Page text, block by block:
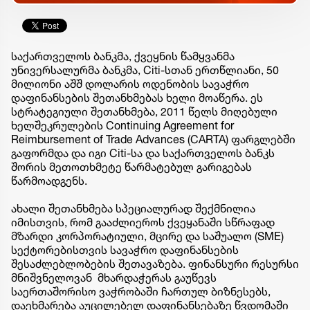
საქართველოს ბანკმა, ქვეყნის წამყვანმა
უნივერსალურმა ბანკმა, Citi-სთან ერთწლიანი, 50
მილიონი აშშ დოლარის ოდენობის სავაჭრო
დაფინანსების შეთანხმებას ხელი მოაწერა. ეს
სტრატეგიული შეთანხმება, 2011 წელს მიღებული
ხელშეკრულების Continuing Agreement for
Reimbursement of Trade Advances (CARTA) ფარგლებში
გაფორმდა და იგი Citi-სა და საქართველოს ბანკს
შორის მეთოთხმეტე წარმატებულ გარიგებას
წარმოადგენს.
ახალი შეთანხმება სპეციალურად შექმნილია
იმისთვის, რომ გააძლიეროს ქვეყანაში სწრაფად
მზარდი კორპორატიული, მცირე და საშუალო (SME)
სექტორებისთვის სავაჭრო დაფინანსების
შესაძლებლობების შეთავაზება. ფინანსური რესურსი
მნიშვნელოვან მხარდაჭერას გაუწევს
საერთაშორისო ვაჭრობაში ჩართულ ბიზნესებს,
დაეხმარება აუცილებელ დაფინანსებაზე წვდომაში